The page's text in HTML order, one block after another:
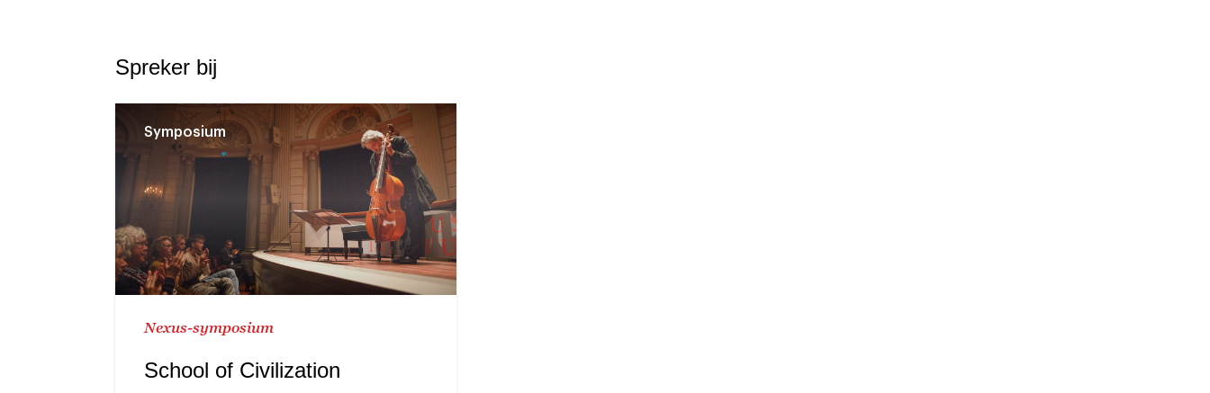
Spreker bij
Symposium
Nexus-symposium
School of Civilization